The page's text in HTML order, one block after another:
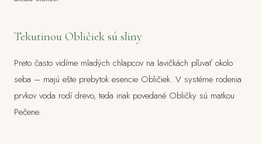
Tekutinou Obličiek sú sliny
Preto často vidíme mladých chlapcov na lavičkách pľuvať okolo
seba – majú ešte prebytok esencie Obličiek. V systéme rodenia
prvkov voda rodí drevo, teda inak povedané Obličky sú matkou
Pečene.